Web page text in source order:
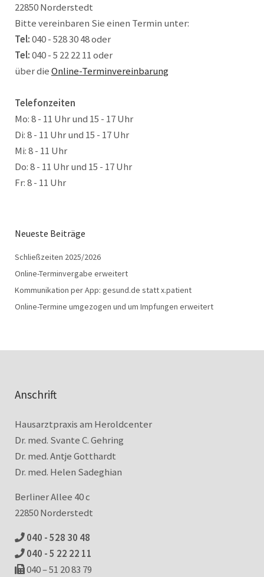
22850 Norderstedt
Bitte vereinbaren Sie einen Termin unter:
Tel:040 - 528 30 48 oder
Tel:040 - 5 22 22 11 oder
über dieOnline-Terminvereinbarung
Telefonzeiten
Mo: 8 - 11 Uhr und 15 - 17 Uhr
Di: 8 - 11 Uhr und 15 - 17 Uhr
Mi: 8 - 11 Uhr
Do: 8 - 11 Uhr und 15 - 17 Uhr
Fr: 8 - 11 Uhr
Neueste Beiträge
Schließzeiten 2025/2026
Online-Terminvergabe erweitert
Kommunikation per App: gesund.de statt x.patient
Online-Termine umgezogen und um Impfungen erweitert
Anschrift
Hausarztpraxis am Heroldcenter
Dr. med. Svante C. Gehring
Dr. med. Antje Gotthardt
Dr. med. Helen Sadeghian
Berliner Allee 40 c
22850 Norderstedt
040 - 528 30 48
040 - 5 22 22 11
040 – 51 20 83 79